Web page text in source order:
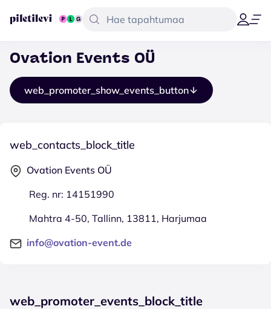
Ovation Events OÜ
web_promoter_show_events_button
web_contacts_block_title
Ovation Events OÜ
Reg. nr: 14151990
Mahtra 4-50, Tallinn, 13811, Harjumaa
info@ovation-event.de
web_promoter_events_block_title